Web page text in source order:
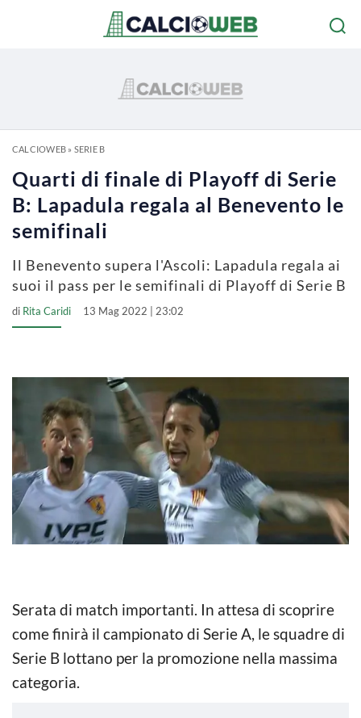
CALCIOWEB» SERIE B
Quarti di finale di Playoff di Serie
B: Lapadula regala al Benevento le
semifinali
Il Benevento supera l'Ascoli: Lapadula regala ai
suoi il pass per le semifinali di Playoff di Serie B
di Rita Caridi 13 Mag 2022 | 23:02
Serata di match importanti. In attesa di scoprire
come finirà il campionato di Serie A, le squadre di
Serie B lottano per la promozione nella massima
categoria.